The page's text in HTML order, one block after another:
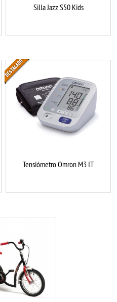
Silla Jazz S50 Kids
Tensiómetro Omron M3 IT